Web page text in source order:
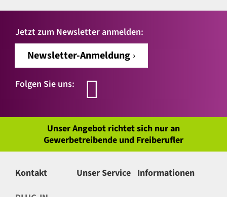
Jetzt zum Newsletter anmelden:
Newsletter-Anmeldung
Folgen Sie uns:
Unser Angebot richtet sich nur an
Gewerbetreibende und Freiberufler
Kontakt Unser Service Informationen